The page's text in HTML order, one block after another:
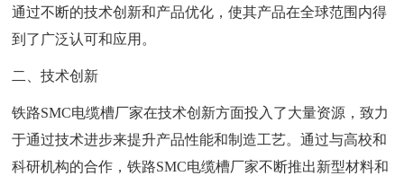
通过不断的技术创新和产品优化，使其产品在全球范围内得
到了广泛认可和应用。
二、技术创新
铁路SMC电缆槽厂家在技术创新方面投入了大量资源，致力
于通过技术进步来提升产品性能和制造工艺。通过与高校和
科研机构的合作，铁路SMC电缆槽厂家不断推出新型材料和